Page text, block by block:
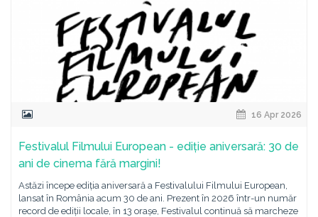
16 Apr 2026
Festivalul Filmului European - ediție aniversară: 30 de
ani de cinema fără margini!
Astăzi începe ediția aniversară a Festivalului Filmului European,
lansat în România acum 30 de ani. Prezent în 2026 într-un număr
record de ediții locale, în 13 orașe, Festivalul continuă să marcheze